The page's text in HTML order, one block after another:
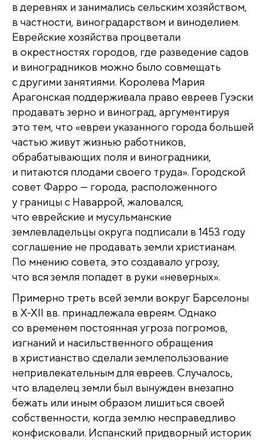
в деревнях и занимались сельским хозяйством,
в частности, виноградарством и виноделием.
Еврейские хозяйства процветали
в окрестностях городов, где разведение садов
и виноградников можно было совмещать
с другими занятиями. Королева Мария
Арагонская поддерживала право евреев Гуэски
продавать зерно и виноград, аргументируя
это тем, что «евреи указанного города большей
частью живут жизнью работников,
обрабатывающих поля и виноградники,
и питаются плодами своего труда». Городской
совет Фарро — города, расположенного
у границы с Наваррой, жаловался,
что еврейские и мусульманские
землевладельцы округа подписали в 1453 году
соглашение не продавать земли христианам.
По мнению совета, это создавало угрозу,
что вся земля попадет в руки «неверных».
Примерно треть всей земли вокруг Барселоны
в X-XII вв. принадлежала евреям. Однако
со временем постоянная угроза погромов,
изгнаний и насильственного обращения
в христианство сделали землепользование
непривлекательным для евреев. Случалось,
что владелец земли был вынужден внезапно
бежать или иным образом лишиться своей
собственности, когда землю несправедливо
конфисковали. Испанский придворный историк